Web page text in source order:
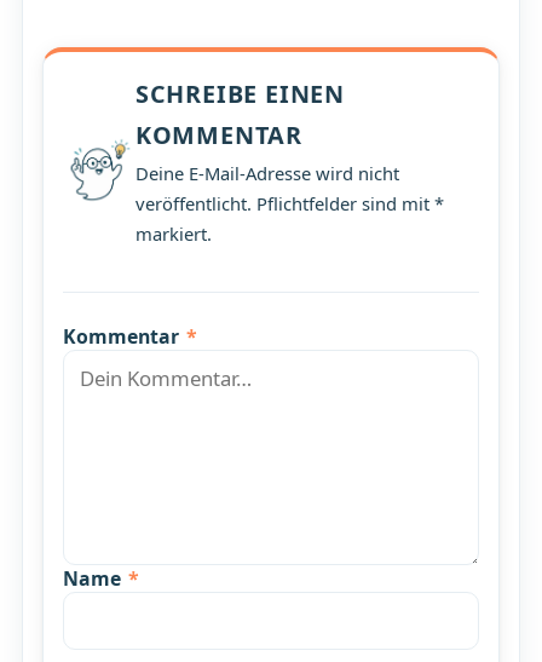
SCHREIBE EINEN
KOMMENTAR
Deine E-Mail-Adresse wird nicht
veröffentlicht. Pflichtfelder sind mit *
markiert.
Kommentar *
Name *